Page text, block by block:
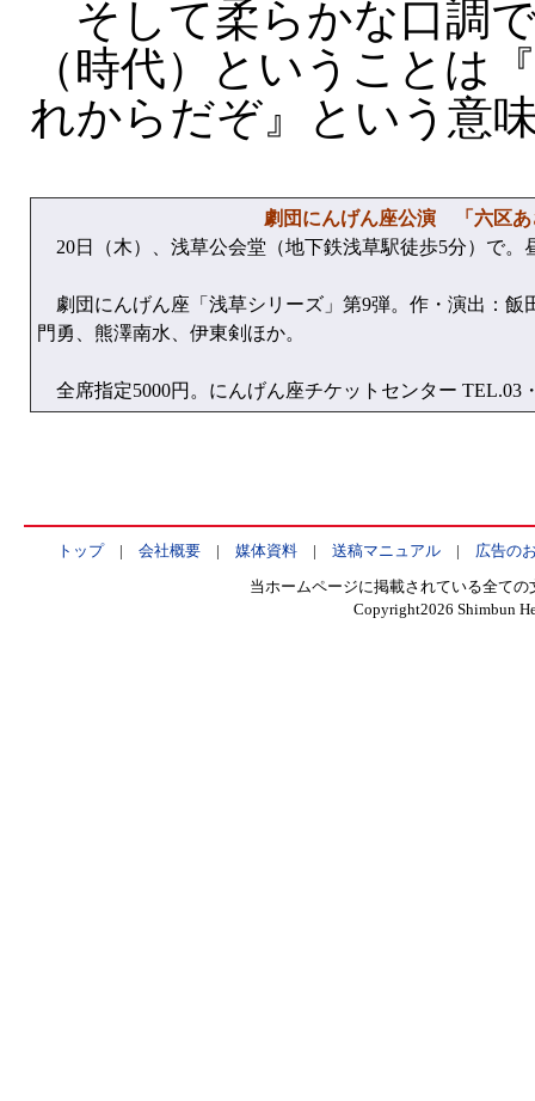
そして柔らかな口調
（時代）ということは
れからだぞ』という意
劇団にんげん座公演 「六区あ
20日（木）、浅草公会堂（地下鉄浅草駅徒歩5分）で。
劇団にんげん座「浅草シリーズ」第9弾。作・演出：飯
門勇、熊澤南水、伊東剣ほか。
全席指定5000円。にんげん座チケットセンター TEL.03
トップ| 会社概要| 媒体資料| 送稿マニュアル| 広告の
当ホームページに掲載されている全て
Copyright2026 Shimbun